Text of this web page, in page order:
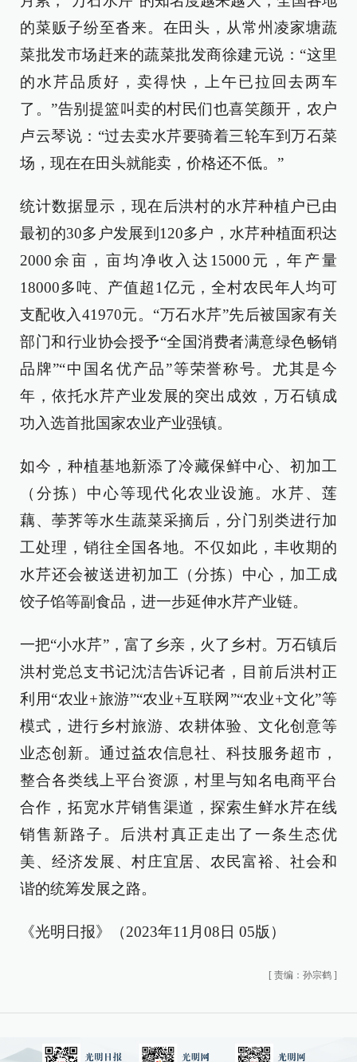
的菜贩子纷至沓来。在田头，从常州凌家塘蔬
菜批发市场赶来的蔬菜批发商徐建元说：“这里
的水芹品质好，卖得快，上午已拉回去两车
了。”告别提篮叫卖的村民们也喜笑颜开，农户
卢云琴说：“过去卖水芹要骑着三轮车到万石菜
场，现在在田头就能卖，价格还不低。”
统计数据显示，现在后洪村的水芹种植户已由
最初的30多户发展到120多户，水芹种植面积达
2000余亩，亩均净收入达15000元，年产量
18000多吨、产值超1亿元，全村农民年人均可
支配收入41970元。“万石水芹”先后被国家有关
部门和行业协会授予“全国消费者满意绿色畅销
品牌”“中国名优产品”等荣誉称号。尤其是今
年，依托水芹产业发展的突出成效，万石镇成
功入选首批国家农业产业强镇。
如今，种植基地新添了冷藏保鲜中心、初加工
（分拣）中心等现代化农业设施。水芹、莲
藕、荸荠等水生蔬菜采摘后，分门别类进行加
工处理，销往全国各地。不仅如此，丰收期的
水芹还会被送进初加工（分拣）中心，加工成
饺子馅等副食品，进一步延伸水芹产业链。
一把“小水芹”，富了乡亲，火了乡村。万石镇后
洪村党总支书记沈洁告诉记者，目前后洪村正
利用“农业+旅游”“农业+互联网”“农业+文化”等
模式，进行乡村旅游、农耕体验、文化创意等
业态创新。通过益农信息社、科技服务超市，
整合各类线上平台资源，村里与知名电商平台
合作，拓宽水芹销售渠道，探索生鲜水芹在线
销售新路子。后洪村真正走出了一条生态优
美、经济发展、村庄宜居、农民富裕、社会和
谐的统筹发展之路。
《光明日报》（2023年11月08日 05版）
[ 责编：孙宗鹤 ]